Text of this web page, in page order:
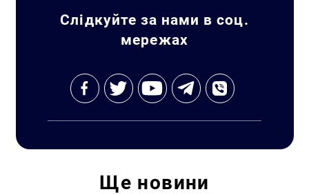
Слідкуйте за нами в соц.
мережах
Ще новини